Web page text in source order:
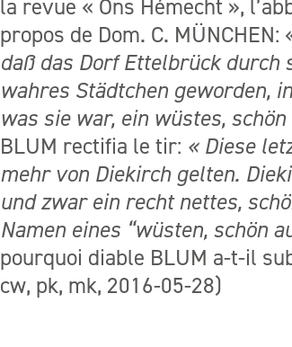
la revue « Ons Hémecht »,
propos de Dom. C. MÜNCHEN:
daß das Dorf Ettelbrück durch
wahres Städtchen geworden,
was sie war, ein wüstes,
BLUM rectifia le tir: « Diese
mehr von Diekirch gelten.
und zwar ein recht nettes,
Namen eines “wüsten, schön
pourquoi diable BLUM a-t-il
cw, pk, mk, 2016-05-28)